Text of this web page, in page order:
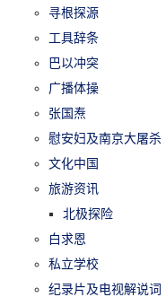
寻根探源
工具辞条
巴以冲突
广播体操
张国焘
慰安妇及南京大屠杀
文化中国
旅游资讯
北极探险
白求恩
私立学校
纪录片及电视解说词